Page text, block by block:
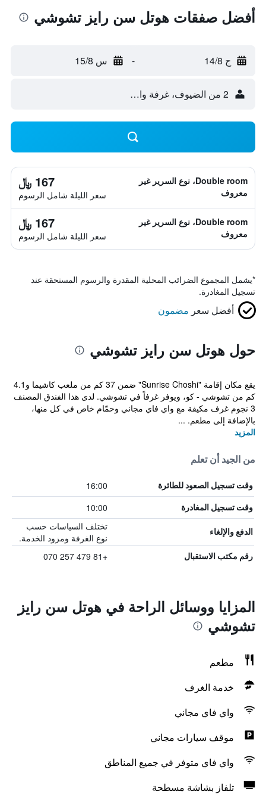
أفضل صفقات هوتل سن رايز تشوشي
ج 14/8 - س 15/8
2 من الضيوف، غرفة واحدة
Double room، نوع السرير غير
معروف
167 ﷼
سعر الليلة شامل الرسوم
Double room، نوع السرير غير
معروف
167 ﷼
سعر الليلة شامل الرسوم
*يشمل المجموع الضرائب المحلية المقدرة والرسوم المستحقة عند
تسجيل المغادرة.
أفضل سعر مضمون
حول هوتل سن رايز تشوشي
يقع مكان إقامة "Sunrise Choshi" ضمن 37 كم من ملعب كاشيما و4.1
كم من تشوشي - كو، ويوفر غرفاً في تشوشي. لدى هذا الفندق المصنف
3 نجوم غرف مكيفة مع واي فاي مجاني وحمّام خاص في كل منها،
بالإضافة إلى مطعم. ...
المزيد
من الجيد أن تعلم
وقت تسجيل الصعود للطائرة 16:00
وقت تسجيل المغادرة 10:00
الدفع والإلغاء
تختلف السياسات حسب
نوع الغرفة ومزود الخدمة.
رقم مكتب الاستقبال +81 479 257 070
المزايا ووسائل الراحة في هوتل سن رايز
تشوشي
مطعم
خدمة الغرف
واي فاي مجاني
موقف سيارات مجاني
واي فاي متوفر في جميع المناطق
تلفاز بشاشة مسطحة